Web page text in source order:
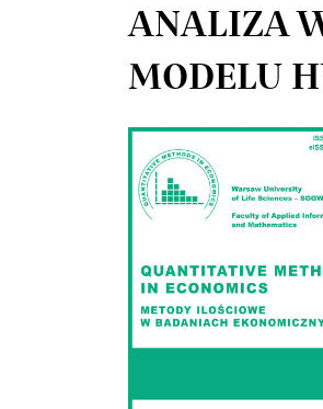
ANALIZA
MODELU
Article
Sidebar